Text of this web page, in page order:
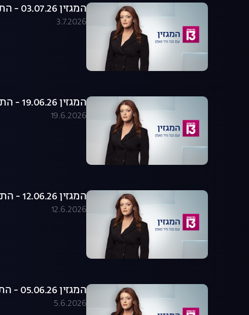
המגזין 03.07.26 - התכנית המלאה
3.7.2026
המגזין 19.06.26 - התכנית המלאה
19.6.2026
המגזין 12.06.26 - התכנית המלאה
12.6.2026
המגזין 05.06.26 - התכנית המלאה
5.6.2026